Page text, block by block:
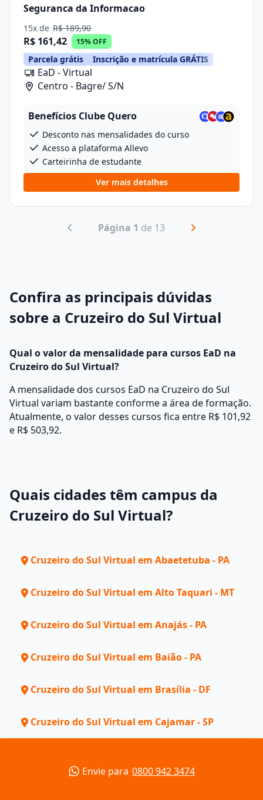
Seguranca da Informacao
15x de R$ 189,90
R$ 161,42 15% OFF
Parcela grátis Inscrição e matrícula GRÁTIS
EaD - Virtual
Centro - Bagre/ S/N
Benefícios Clube Quero
Desconto nas mensalidades do curso
Acesso a plataforma Allevo
Carteirinha de estudante
Ver mais detalhes
Página 1 de 13
Confira as principais dúvidas
sobre a Cruzeiro do Sul Virtual
Qual o valor da mensalidade para cursos EaD na
Cruzeiro do Sul Virtual?
A mensalidade dos cursos EaD na Cruzeiro do Sul
Virtual variam bastante conforme a área de formação.
Atualmente, o valor desses cursos fica entre R$ 101,92
e R$ 503,92.
Quais cidades têm campus da
Cruzeiro do Sul Virtual?
Cruzeiro do Sul Virtual em Abaetetuba - PA
Cruzeiro do Sul Virtual em Alto Taquari - MT
Cruzeiro do Sul Virtual em Anajás - PA
Cruzeiro do Sul Virtual em Baião - PA
Cruzeiro do Sul Virtual em Brasília - DF
Cruzeiro do Sul Virtual em Cajamar - SP
Envie para 0800 942 3474